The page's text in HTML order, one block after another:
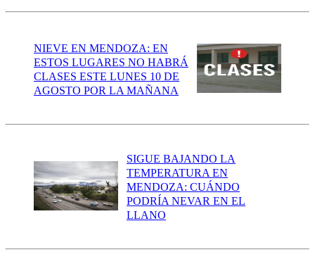
NIEVE EN MENDOZA: EN
ESTOS LUGARES NO HABRÁ
CLASES ESTE LUNES 10 DE
AGOSTO POR LA MAÑANA
SIGUE BAJANDO LA
TEMPERATURA EN
MENDOZA: CUÁNDO
PODRÍA NEVAR EN EL
LLANO